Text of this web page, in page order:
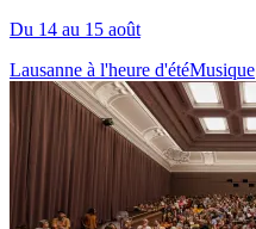
Du 14 au 15 août
Lausanne à l'heure d'étéMusique